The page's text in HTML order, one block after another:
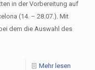
in der Vorbereitung auf
(14. – 28.07.). Mit
dem die Auswahl des
Mehr lesen